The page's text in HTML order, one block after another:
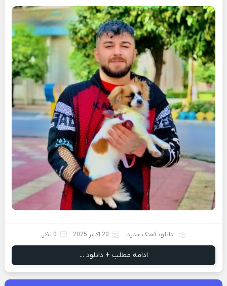
دانلود آهنگ جدید 20 اکتبر 2025 0 نظر
ادامه مطلب + دانلود ...